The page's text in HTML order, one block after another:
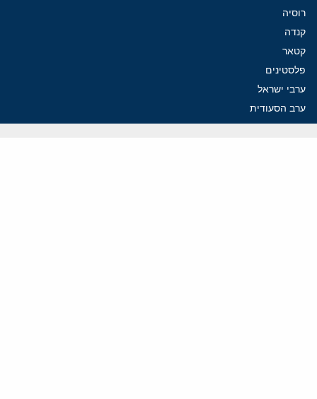
רוסיה
קנדה
קטאר
פלסטינים
ערבי ישראל
ערב הסעודית
עיראק